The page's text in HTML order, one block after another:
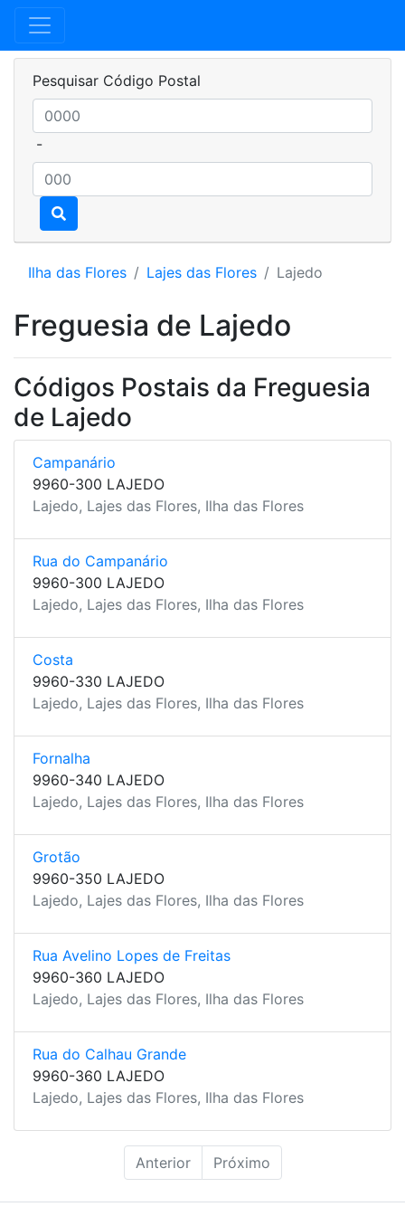
Pesquisar Código Postal
-
Ilha das Flores Lajes das Flores Lajedo
Freguesia de Lajedo
Códigos Postais da Freguesia
de Lajedo
Campanário
9960-300 LAJEDO
Lajedo, Lajes das Flores, Ilha das Flores
Rua do Campanário
9960-300 LAJEDO
Lajedo, Lajes das Flores, Ilha das Flores
Costa
9960-330 LAJEDO
Lajedo, Lajes das Flores, Ilha das Flores
Fornalha
9960-340 LAJEDO
Lajedo, Lajes das Flores, Ilha das Flores
Grotão
9960-350 LAJEDO
Lajedo, Lajes das Flores, Ilha das Flores
Rua Avelino Lopes de Freitas
9960-360 LAJEDO
Lajedo, Lajes das Flores, Ilha das Flores
Rua do Calhau Grande
9960-360 LAJEDO
Lajedo, Lajes das Flores, Ilha das Flores
Anterior Próximo